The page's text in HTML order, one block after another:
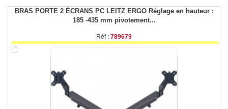
BRAS PORTE 2 ÉCRANS PC LEITZ ERGO Réglage en hauteur :
185 -435 mm pivotement...
Réf : 789679